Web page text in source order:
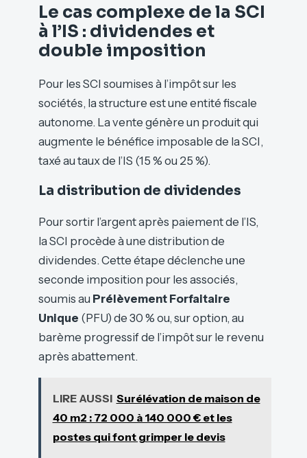
Le cas complexe de la SCI
à l’IS : dividendes et
double imposition
Pour les SCI soumises à l’impôt sur les
sociétés, la structure est une entité fiscale
autonome. La vente génère un produit qui
augmente le bénéfice imposable de la SCI,
taxé au taux de l’IS (15 % ou 25 %).
La distribution de dividendes
Pour sortir l’argent après paiement de l’IS,
la SCI procède à une distribution de
dividendes. Cette étape déclenche une
seconde imposition pour les associés,
soumis au Prélèvement Forfaitaire
Unique (PFU) de 30 % ou, sur option, au
barème progressif de l’impôt sur le revenu
après abattement.
LIRE AUSSI Surélévation de maison de
40 m2 : 72 000 à 140 000 € et les
postes qui font grimper le devis